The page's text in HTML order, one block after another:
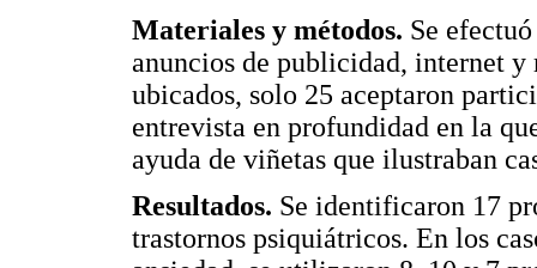
Materiales y métodos. Se
anuncios de publicidad, internet y
ubicados, solo 25 aceptaron
entrevista en profundidad en la
ayuda de viñetas que ilustraban
Resultados. Se identificaron 17
trastornos psiquiátricos. En los